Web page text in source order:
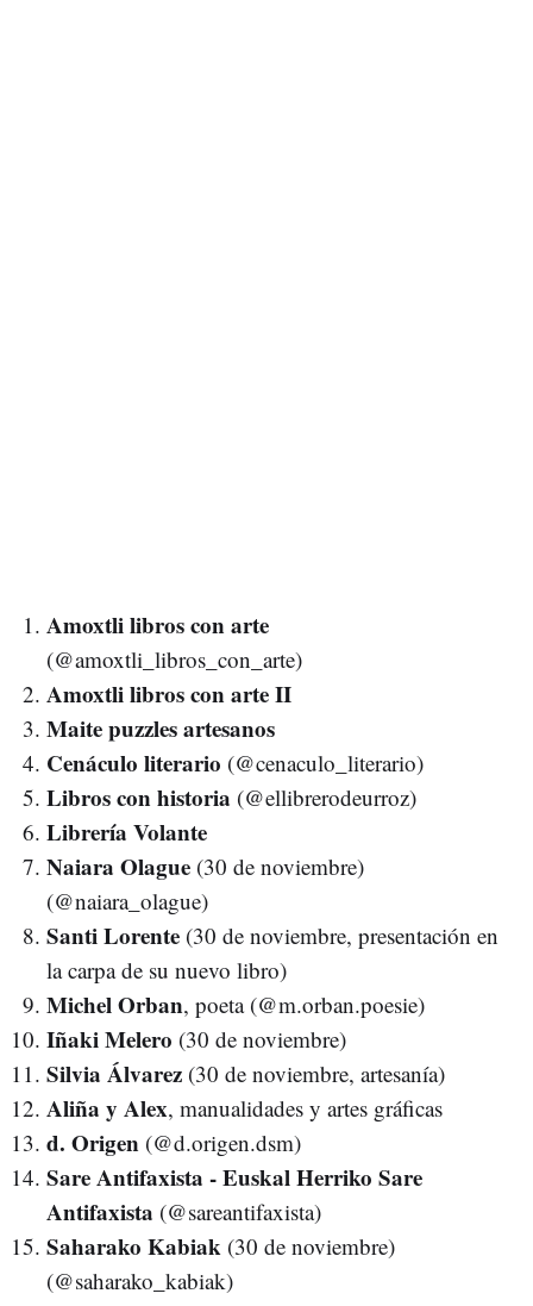
Amoxtli libros con arte
(@amoxtli_libros_con_arte)
Amoxtli libros con arte II
Maite puzzles artesanos
Cenáculo literario (@cenaculo_literario)
Libros con historia (@ellibrerodeurroz)
Librería Volante
Naiara Olague (30 de noviembre)
(@naiara_olague)
Santi Lorente (30 de noviembre, presentación en
la carpa de su nuevo libro)
Michel Orban, poeta (@m.orban.poesie)
Iñaki Melero (30 de noviembre)
Silvia Álvarez (30 de noviembre, artesanía)
Aliña y Alex, manualidades y artes gráficas
d. Origen (@d.origen.dsm)
Sare Antifaxista - Euskal Herriko Sare
Antifaxista (@sareantifaxista)
Saharako Kabiak (30 de noviembre)
(@saharako_kabiak)